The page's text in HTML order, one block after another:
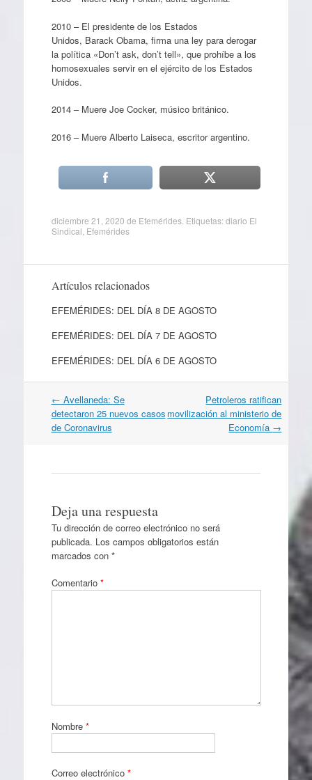
2010 – El presidente de los Estados
Unidos, Barack Obama, firma una ley para derogar
la política «Don’t ask, don’t tell», que prohíbe a los
homosexuales servir en el ejército de los Estados
Unidos.
2014 – Muere Joe Cocker, músico británico.
2016 – Muere Alberto Laiseca, escritor argentino.
diciembre 21, 2020 de Efemérides. Etiquetas:diario El
Sindical Efemérides
Artículos relacionados
EFEMÉRIDES: DEL DÍA 8 DE AGOSTO
EFEMÉRIDES: DEL DÍA 7 DE AGOSTO
EFEMÉRIDES: DEL DÍA 6 DE AGOSTO
Navegación
por
artículos
← Avellaneda: Se
detectaron 25 nuevos casos
de Coronavirus
Petroleros ratifican
movilización al ministerio de
Economía →
Deja una respuesta
Tu dirección de correo electrónico no será
publicada. Los campos obligatorios están
marcados con *
Comentario *
Nombre *
Correo electrónico *